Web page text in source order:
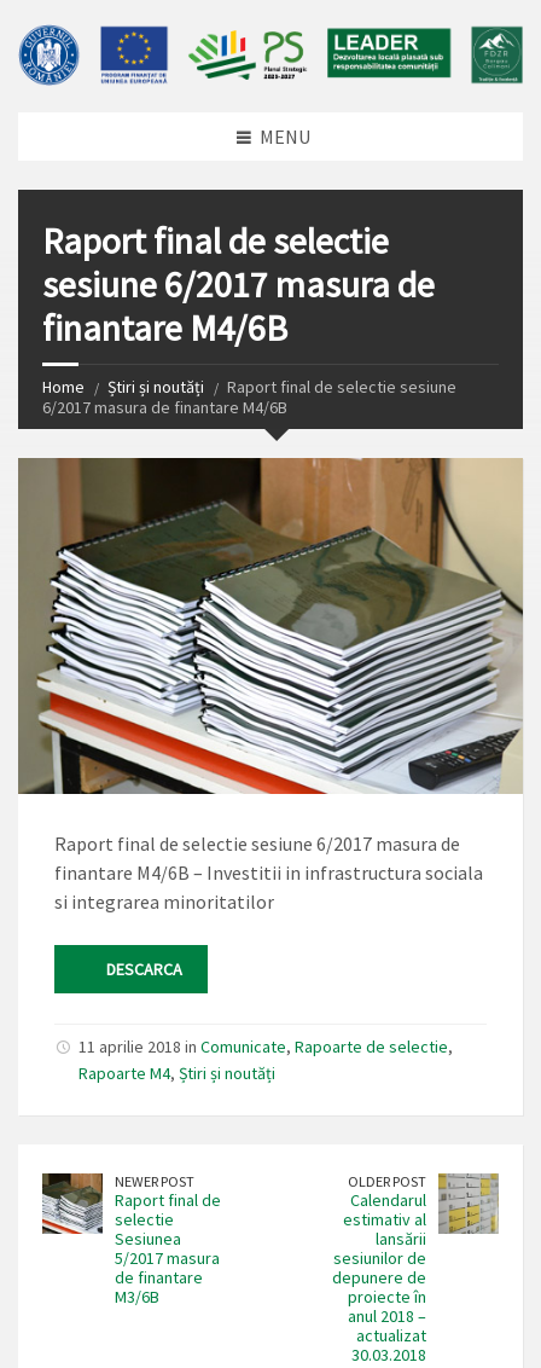
MENU
Raport final de selectie
sesiune 6/2017 masura de
finantare M4/6B
Home Știri și noutăți
Raport final de selectie sesiune
6/2017 masura de finantare M4/6B
Raport final de selectie sesiune 6/2017 masura de
finantare M4/6B – Investitii in infrastructura sociala
si integrarea minoritatilor
DESCARCA
11 aprilie 2018 in Comunicate, Rapoarte de selectie,
Rapoarte M4, Știri și noutăți
NEWER POST
Raport final de
selectie
Sesiunea
5/2017 masura
de finantare
M3/6B
OLDER POST
Calendarul
estimativ al
lansării
sesiunilor de
depunere de
proiecte în
anul 2018 –
actualizat
30.03.2018